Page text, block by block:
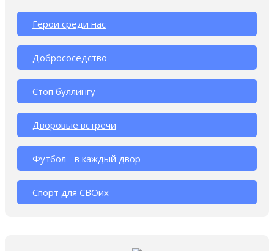
Герои среди нас
Добрососедство
Стоп буллингу
Дворовые встречи
Футбол - в каждый двор
Спорт для СВОих